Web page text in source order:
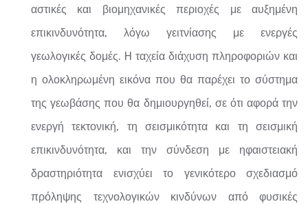
αστικές και βιομηχανικές περιοχές με αυξημένη
επικινδυνότητα, λόγω γειτνίασης με ενεργές
γεωλογικές δομές. H ταχεία διάχυση πληροφοριών και
η ολοκληρωμένη εικόνα που θα παρέχει το σύστημα
της γεωβάσης που θα δημιουργηθεί, σε ότι αφορά την
ενεργή τεκτονική, τη σεισμικότητα και τη σεισμική
επικινδυνότητα, και την σύνδεση με ηφαιστειακή
δραστηριότητα ενισχύει το γενικότερο σχεδιασμό
πρόληψης τεχνολογικών κινδύνων από φυσικές